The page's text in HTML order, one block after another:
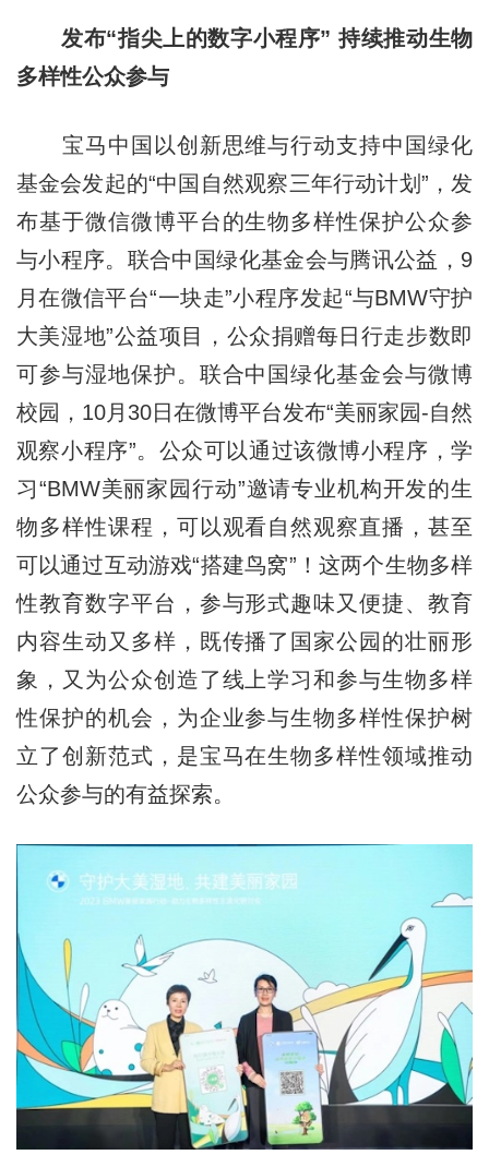
发布“指尖上的数字小程序” 持续推动生物
多样性公众参与
宝马中国以创新思维与行动支持中国绿化
基金会发起的“中国自然观察三年行动计划”，发
布基于微信微博平台的生物多样性保护公众参
与小程序。联合中国绿化基金会与腾讯公益，9
月在微信平台“一块走”小程序发起“与BMW守护
大美湿地”公益项目，公众捐赠每日行走步数即
可参与湿地保护。联合中国绿化基金会与微博
校园，10月30日在微博平台发布“美丽家园-自然
观察小程序”。公众可以通过该微博小程序，学
习“BMW美丽家园行动”邀请专业机构开发的生
物多样性课程，可以观看自然观察直播，甚至
可以通过互动游戏“搭建鸟窝”！这两个生物多样
性教育数字平台，参与形式趣味又便捷、教育
内容生动又多样，既传播了国家公园的壮丽形
象，又为公众创造了线上学习和参与生物多样
性保护的机会，为企业参与生物多样性保护树
立了创新范式，是宝马在生物多样性领域推动
公众参与的有益探索。